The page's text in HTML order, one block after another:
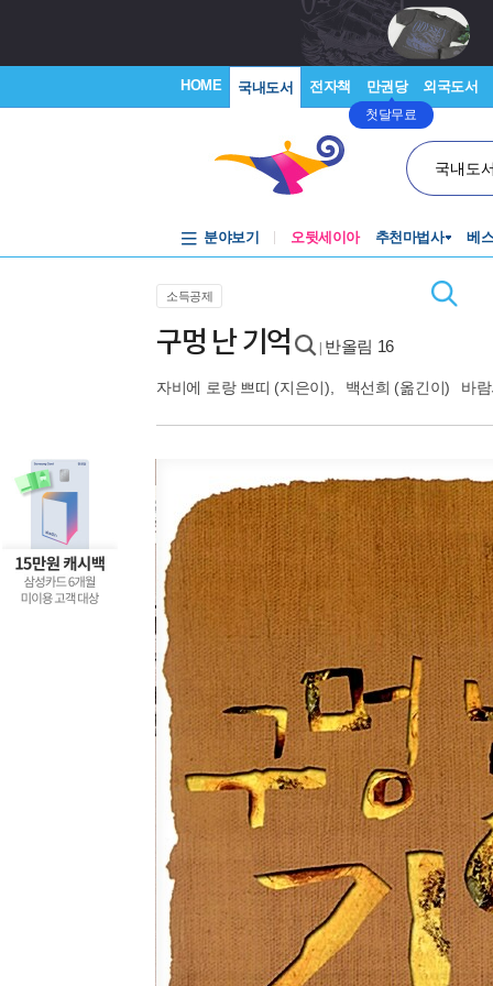
HOME 국내도서 전자책 만권당
첫달무료
외국도서
국내도
분야보기 오뒷세이아 추천마법사 베
소득공제
구멍 난 기억 반올림 16
자비에 로랑 쁘띠 (지은이), 백선희 (옮긴이) 바